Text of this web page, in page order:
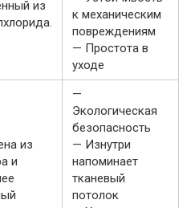
из
к механическим
повреждениям
— Простота в
уходе
из
и
—
Экологическая
безопасность
— Изнутри
напоминает
тканевый
потолок